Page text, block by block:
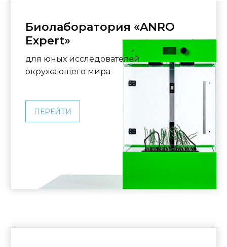
Биолаборатория «ANRO
Expert»
для юных исследователей
окружающего мира
ПЕРЕЙТИ